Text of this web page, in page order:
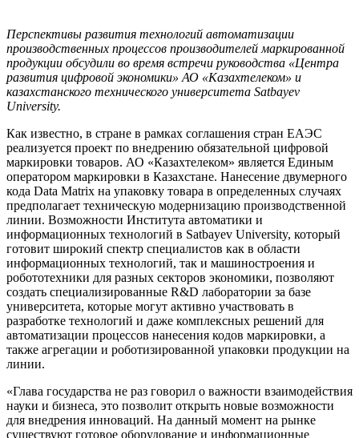
Перспективы развития технологий автоматизации
производственных процессов производителей маркированной
продукции обсудили во время встречи руководства «Центра
развития цифровой экономики» АО «Казахтелеком» и
казахстанского технического университета Satbayev
University.
Как известно, в стране в рамках соглашения стран ЕАЭС
реализуется проект по внедрению обязательной цифровой
маркировки товаров. АО «Казахтелеком» является Единым
оператором маркировки в Казахстане. Нанесение двумерного
кода Data Matrix на упаковку товара в определенных случаях
предполагает техническую модернизацию производственной
линии. Возможности Института автоматики и
информационных технологий в Satbayev University, который
готовит широкий спектр специалистов как в области
информационных технологий, так и машиностроения и
робототехники для разных секторов экономики, позволяют
создать специализированные R&D лаборатории за базе
университета, которые могут активно участвовать в
разработке технологий и даже комплексных решений для
автоматизации процессов нанесения кодов маркировки, а
также агрегации и роботизированной упаковки продукции на
линии.
«Глава государства не раз говорил о важности взаимодействия
науки и бизнеса, это позволит открыть новые возможности
для внедрения инноваций. На данный момент на рынке
существуют готовое оборудование и информационные